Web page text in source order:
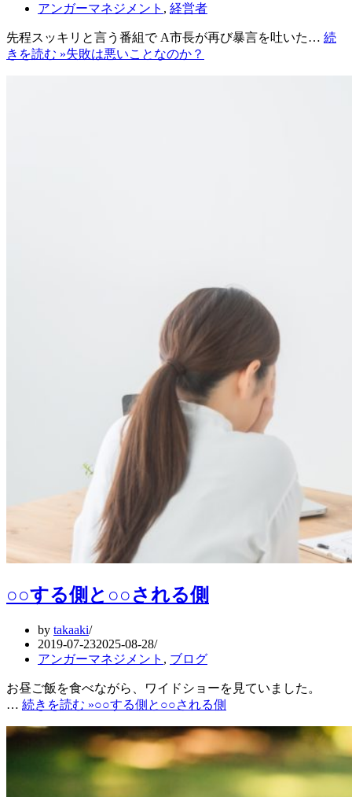
アンガーマネジメント , 経営者
先程スッキリと言う番組で A市長が再び暴言を吐いた… 続
きを読む »失敗は悪いことなのか？
○○する側と○○される側
by takaaki
2019-07-232025-08-28
アンガーマネジメント , ブログ
お昼ご飯を食べながら、ワイドショーを見ていました。
… 続きを読む »○○する側と○○される側